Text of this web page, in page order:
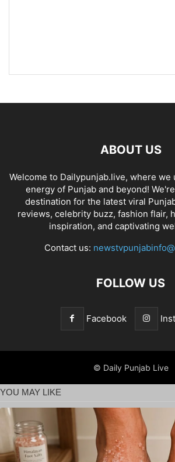
ABOUT US
Welcome to Dailypunjab.live, where we
energy of Punjab and beyond!
destination for the latest viral
reviews, celebrity buzz, fashion flair,
inspiration, and captivating
Contact us:
FOLLOW US
Facebook
© Daily Punjab Live